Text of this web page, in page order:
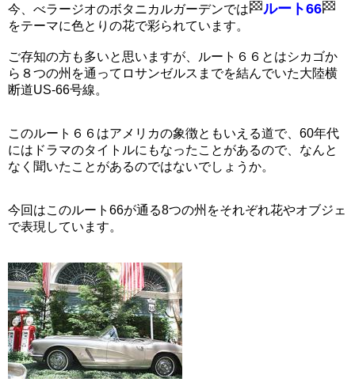
今、べラージオのボタニカルガーデンでは ルート66
をテーマに色とりの花で彩られています。
ご存知の方も多いと思いますが、ルート６６とはシカゴか
ら８つの州を通ってロサンゼルスまでを結んでいた大陸横
断道US-66号線。
このルート６６はアメリカの象徴ともいえる道で、60年代
にはドラマのタイトルにもなったことがあるので、なんと
なく聞いたことがあるのではないでしょうか。
今回はこのルート66が通る8つの州をそれぞれ花やオブジェ
で表現しています。